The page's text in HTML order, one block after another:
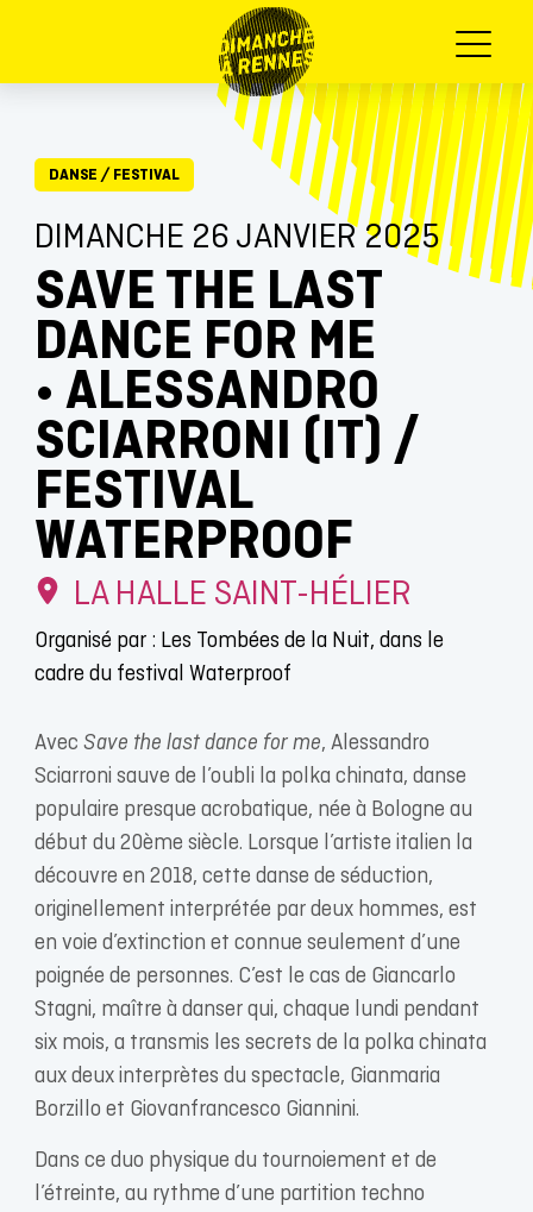
Menu
DANSE / FESTIVAL
DIMANCHE 26 JANVIER 2025
SAVE THE LAST
DANCE FOR ME
• ALESSANDRO
SCIARRONI (IT) /
FESTIVAL
WATERPROOF
LA HALLE SAINT-HÉLIER
Organisé par : Les Tombées de la Nuit, dans le
cadre du festival Waterproof
Avec Save the last dance for me, Alessandro
Sciarroni sauve de l’oubli la polka chinata, danse
populaire presque acrobatique, née à Bologne au
début du 20ème siècle. Lorsque l’artiste italien la
découvre en 2018, cette danse de séduction,
originellement interprétée par deux hommes, est
en voie d’extinction et connue seulement d’une
poignée de personnes. C’est le cas de Giancarlo
Stagni, maître à danser qui, chaque lundi pendant
six mois, a transmis les secrets de la polka chinata
aux deux interprètes du spectacle, Gianmaria
Borzillo et Giovanfrancesco Giannini.
Dans ce duo physique du tournoiement et de
l’étreinte, au rythme d’une partition techno